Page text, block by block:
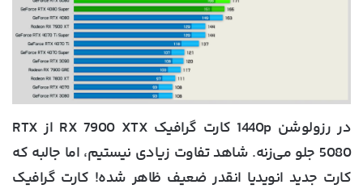
در رزولوشن 1440p کارت گرافیک RX 7900 XTX از RTX
5080 جلو می‌زنه. شاهد تفاوت زیادی نیستیم، اما جالبه که
کارت جدید انویدیا انقدر ضعیف ظاهر شده! کارت گرافیک